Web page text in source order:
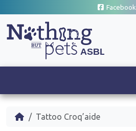
Facebook
Accueil
Tattoo Croq’aide